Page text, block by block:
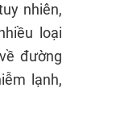
nhiên,
loại
đường
lạnh,